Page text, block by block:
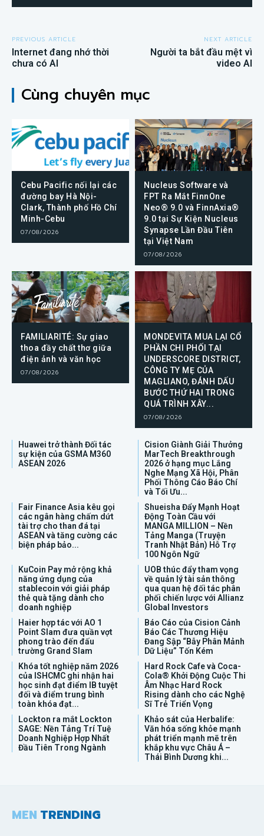
PREVIOUS ARTICLE
Internet đang nhớ thời
chưa có AI
NEXT ARTICLE
Người ta bắt đầu mệt vì
video AI
Cùng chuyên mục
Cebu Pacific nối lại các
đường bay Hà Nội-
Clark, Thành phố Hồ Chí
Minh-Cebu
07/08/2026
Nucleus Software và
FPT Ra Mắt FinnOne
Neo® 9.0 và FinnAxia®
9.0 tại Sự Kiện Nucleus
Synapse Lần Đầu Tiên
tại Việt Nam
07/08/2026
FAMILIARITÉ: Sự giao
thoa đầy chất thơ giữa
điện ảnh và văn học
07/08/2026
MONDEVITA MUA LẠI CỔ
PHẦN CHI PHỐI TẠI
UNDERSCORE DISTRICT,
CÔNG TY MẸ CỦA
MAGLIANO, ĐÁNH DẤU
BƯỚC THỨ HAI TRONG
QUÁ TRÌNH XÂY...
07/08/2026
Huawei trở thành Đối tác
sự kiện của GSMA M360
ASEAN 2026
Cision Giành Giải Thưởng
MarTech Breakthrough
2026 ở hạng mục Lắng
Nghe Mạng Xã Hội, Phân
Phối Thông Cáo Báo Chí
và Tối Ưu...
Fair Finance Asia kêu gọi
các ngân hàng chấm dứt
tài trợ cho than đá tại
ASEAN và tăng cường các
biện pháp bảo...
Shueisha Đẩy Mạnh Hoạt
Động Toàn Cầu với
MANGA MILLION – Nền
Tảng Manga (Truyện
Tranh Nhật Bản) Hỗ Trợ
100 Ngôn Ngữ
KuCoin Pay mở rộng khả
năng ứng dụng của
stablecoin với giải pháp
thẻ quà tặng dành cho
doanh nghiệp
UOB thúc đẩy tham vọng
về quản lý tài sản thông
qua quan hệ đối tác phân
phối chiến lược với Allianz
Global Investors
Haier hợp tác với AO 1
Point Slam đưa quần vợt
phong trào đến đấu
trường Grand Slam
Báo Cáo của Cision Cảnh
Báo Các Thương Hiệu
Đang Sập “Bẫy Phân Mảnh
Dữ Liệu” Tốn Kém
Khóa tốt nghiệp năm 2026
của ISHCMC ghi nhận hai
học sinh đạt điểm IB tuyệt
đối và điểm trung bình
toàn khóa đạt...
Hard Rock Cafe và Coca-
Cola® Khởi Động Cuộc Thi
Âm Nhạc Hard Rock
Rising dành cho các Nghệ
Sĩ Trẻ Triển Vọng
Lockton ra mắt Lockton
SAGE: Nền Tảng Trí Tuệ
Doanh Nghiệp Hợp Nhất
Đầu Tiên Trong Ngành
Khảo sát của Herbalife:
Văn hóa sống khỏe mạnh
phát triển mạnh mẽ trên
khắp khu vực Châu Á –
Thái Bình Dương khi...
MEN TRENDING